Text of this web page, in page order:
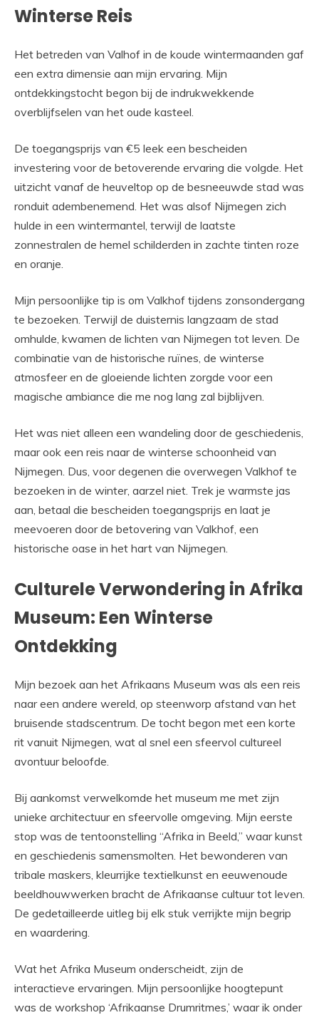
Winterse Reis
Het betreden van Valhof in de koude wintermaanden gaf
een extra dimensie aan mijn ervaring. Mijn
ontdekkingstocht begon bij de indrukwekkende
overblijfselen van het oude kasteel.
De toegangsprijs van €5 leek een bescheiden
investering voor de betoverende ervaring die volgde. Het
uitzicht vanaf de heuveltop op de besneeuwde stad was
ronduit adembenemend. Het was alsof Nijmegen zich
hulde in een wintermantel, terwijl de laatste
zonnestralen de hemel schilderden in zachte tinten roze
en oranje.
Mijn persoonlijke tip is om Valkhof tijdens zonsondergang
te bezoeken. Terwijl de duisternis langzaam de stad
omhulde, kwamen de lichten van Nijmegen tot leven. De
combinatie van de historische ruïnes, de winterse
atmosfeer en de gloeiende lichten zorgde voor een
magische ambiance die me nog lang zal bijblijven.
Het was niet alleen een wandeling door de geschiedenis,
maar ook een reis naar de winterse schoonheid van
Nijmegen. Dus, voor degenen die overwegen Valkhof te
bezoeken in de winter, aarzel niet. Trek je warmste jas
aan, betaal die bescheiden toegangsprijs en laat je
meevoeren door de betovering van Valkhof, een
historische oase in het hart van Nijmegen.
Culturele Verwondering in Afrika
Museum: Een Winterse
Ontdekking
Mijn bezoek aan het Afrikaans Museum was als een reis
naar een andere wereld, op steenworp afstand van het
bruisende stadscentrum. De tocht begon met een korte
rit vanuit Nijmegen, wat al snel een sfeervol cultureel
avontuur beloofde.
Bij aankomst verwelkomde het museum me met zijn
unieke architectuur en sfeervolle omgeving. Mijn eerste
stop was de tentoonstelling “Afrika in Beeld,” waar kunst
en geschiedenis samensmolten. Het bewonderen van
tribale maskers, kleurrijke textielkunst en eeuwenoude
beeldhouwwerken bracht de Afrikaanse cultuur tot leven.
De gedetailleerde uitleg bij elk stuk verrijkte mijn begrip
en waardering.
Wat het Afrika Museum onderscheidt, zijn de
interactieve ervaringen. Mijn persoonlijke hoogtepunt
was de workshop ‘Afrikaanse Drumritmes,’ waar ik onder